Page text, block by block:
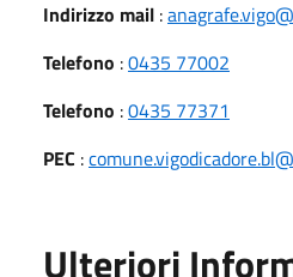
Indirizzo mail :
Telefono :0435 77002
Telefono :0435 77371
PEC :
Ulteriori